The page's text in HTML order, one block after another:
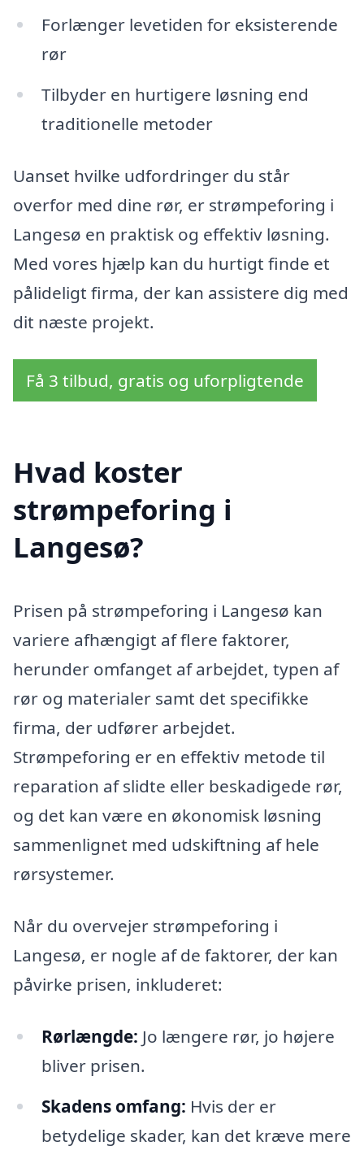
Forlænger levetiden for eksisterende
rør
Tilbyder en hurtigere løsning end
traditionelle metoder
Uanset hvilke udfordringer du står
overfor med dine rør, er strømpeforing i
Langesø en praktisk og effektiv løsning.
Med vores hjælp kan du hurtigt finde et
pålideligt firma, der kan assistere dig med
dit næste projekt.
Få 3 tilbud, gratis og uforpligtende
Hvad koster
strømpeforing i
Langesø?
Prisen på strømpeforing i Langesø kan
variere afhængigt af flere faktorer,
herunder omfanget af arbejdet, typen af
rør og materialer samt det specifikke
firma, der udfører arbejdet.
Strømpeforing er en effektiv metode til
reparation af slidte eller beskadigede rør,
og det kan være en økonomisk løsning
sammenlignet med udskiftning af hele
rørsystemer.
Når du overvejer strømpeforing i
Langesø, er nogle af de faktorer, der kan
påvirke prisen, inkluderet:
Rørlængde: Jo længere rør, jo højere
bliver prisen.
Skadens omfang: Hvis der er
betydelige skader, kan det kræve mere